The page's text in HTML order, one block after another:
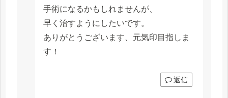
手術になるかもしれませんが、
早く治すようにしたいです。
ありがとうございます、元気印目指しま
す！
返信